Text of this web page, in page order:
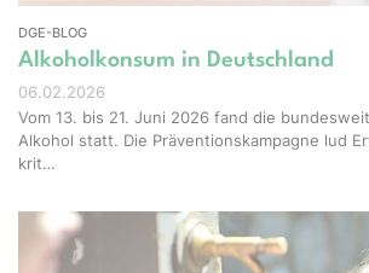
DGE-BLOG
Alkoholkonsum in Deutschland
06.02.2026
Vom 13. bis 21. Juni 2026 fand die
Alkohol statt. Die Präventionskampagne lud
krit…